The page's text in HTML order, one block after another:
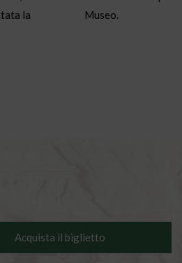
la
Museo.
Acquista il biglietto